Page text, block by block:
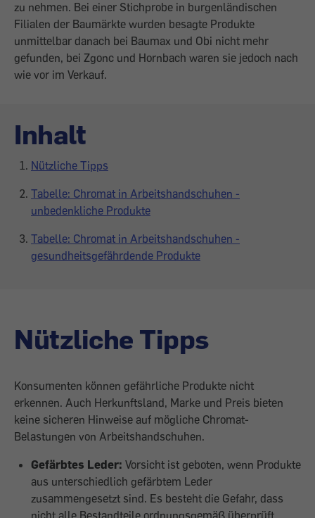
zu nehmen. Bei einer Stichprobe in burgenländischen
Filialen der Baumärkte wurden besagte Produkte
unmittelbar danach bei Baumax und Obi nicht mehr
gefunden, bei Zgonc und Hornbach waren sie jedoch nach
wie vor im Verkauf.
Inhalt
Nützliche Tipps
Tabelle: Chromat in Arbeitshandschuhen -
unbedenkliche Produkte
Tabelle: Chromat in Arbeitshandschuhen -
gesundheitsgefährdende Produkte
Nützliche Tipps
Konsumenten können gefährliche Produkte nicht
erkennen. Auch Herkunftsland, Marke und Preis bieten
keine sicheren Hinweise auf mögliche Chromat-
Belastungen von Arbeitshandschuhen.
Gefärbtes Leder: Vorsicht ist geboten, wenn Produkte
aus unterschiedlich gefärbtem Leder
zusammengesetzt sind. Es besteht die Gefahr, dass
nicht alle Bestandteile ordnungsgemäß überprüft